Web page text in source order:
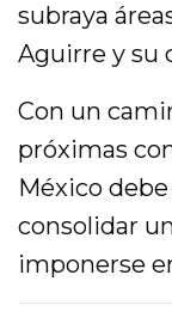
subraya
Aguirre y su
Con un
próximas
México
consolidar
imponerse